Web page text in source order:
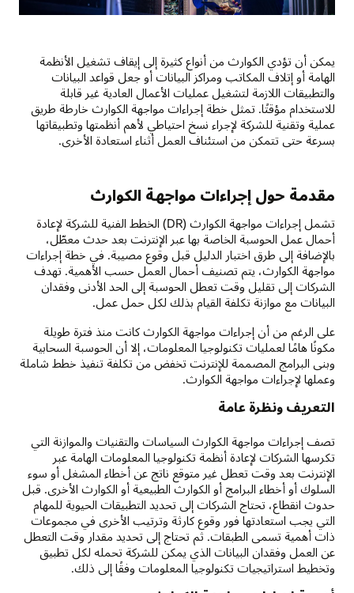
يمكن أن تؤدي الكوارث من أنواع كثيرة إلى إيقاف تشغيل الأنظمة
الهامة أو إتلاف المكاتب ومراكز البيانات أو جعل قواعد البيانات
والتطبيقات اللازمة لتشغيل عمليات الأعمال العادية غير قابلة
للاستخدام مؤقتًا. تمثل خطة إجراءات مواجهة الكوارث خارطة طريق
عملية وتقنية للشركة لإجراء نسخ احتياطي لأهم أنظمتها وتطبيقاتها
بسرعة حتى تتمكن من استئناف العمل أثناء استعادة الأخرى.
مقدمة حول إجراءات مواجهة الكوارث
تشمل إجراءات مواجهة الكوارث (DR) الخطط الفنية للشركة لإعادة
أحمال عمل الحوسبة الخاصة بها عبر الإنترنت بعد حدث معطّل،
بالإضافة إلى طرق اختبار الدليل قبل وقوع مصيبة. في خطة إجراءات
مواجهة الكوارث، يتم تصنيف أحمال العمل حسب الأهمية. تهدف
الشركات إلى تقليل وقت تعطل الحوسبة إلى الحد الأدنى وفقدان
البيانات مع موازنة تكلفة القيام بذلك لكل حمل عمل.
على الرغم من أن إجراءات مواجهة الكوارث كانت منذ فترة طويلة
مكونًا هامًا لعمليات تكنولوجيا المعلومات، إلا أن الحوسبة السحابية
وبنى البرامج المصممة للإنترنت تخفض من تكلفة تنفيذ خطط شاملة
وعملها لإجراءات مواجهة الكوارث.
التعريف ونظرة عامة
تصف إجراءات مواجهة الكوارث السياسات والتقنيات والموازنة التي
تكرسها الشركات لإعادة أنظمة تكنولوجيا المعلومات الهامة عبر
الإنترنت بعد وقت تعطل غير متوقع ناتج عن أخطاء المشغل أو سوء
السلوك أو أخطاء البرامج أو الكوارث الطبيعية أو الكوارث الأخرى. قبل
حدوث انقطاع، تحتاج الشركات إلى تحديد التطبيقات الحيوية للمهام
التي يجب استعادتها فور وقوع كارثة وترتيب الأخرى في مجموعات
ذات أهمية تسمى الطبقات. ثم تحتاج إلى تحديد مقدار وقت التعطل
عن العمل وفقدان البيانات الذي يمكن للشركة تحمله لكل تطبيق
وتخطيط استراتيجيات تكنولوجيا المعلومات وفقًا إلى ذلك.